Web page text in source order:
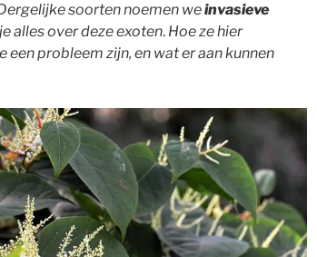
soorten noemen weinvasieve
alles over deze exoten. Hoe ze hier
probleem zijn, en wat er aan kunnen